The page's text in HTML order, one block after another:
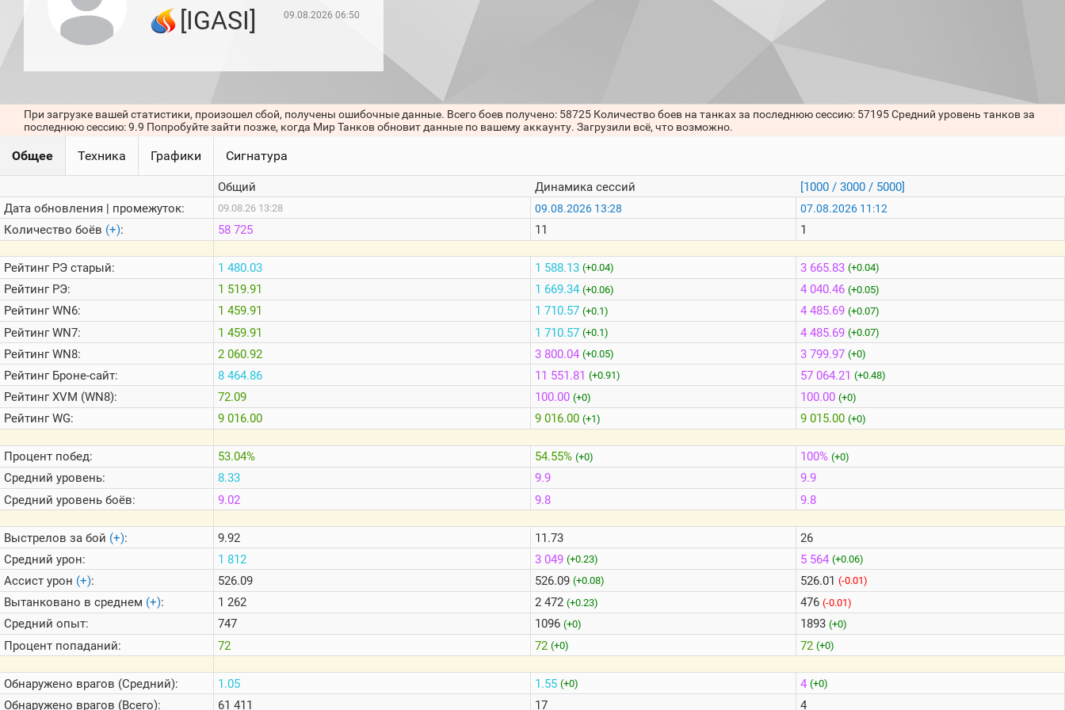
последние
сессии)
1000
стримеров
Информация
Онлайн
Цветовая
шкала
Теlegram
ВК
Портал
Мира
[IGASI]
09.08.2026 06:50
При загрузке вашей статистики, произошел сбой, получены ошибочные данные. Всего боев получено: 58725 Количество боев на танках за последнюю сессию: 57195 Средний уровень танков за
последнюю сессию: 9.9 Попробуйте зайти позже, когда Мир Танков обновит данные по вашему аккаунту. Загрузили всё, что возможно.
Общее Техника Графики Сигнатура
Дата обновления | промежуток:
Количество боёв (+):
РейтингРЭ старый:
РейтингРЭ:
РейтингWN6:
РейтингWN7:
РейтингWN8:
РейтингБроне-сайт:
РейтингXVM (WN8):
РейтингWG:
Процент побед:
Средний уровень:
Средний уровень боёв:
Выстрелов за бой (+):
Средний урон:
Ассист урон (+):
Вытанковано в среднем (+):
Средний опыт:
Процент попаданий:
Обнаружено врагов (Средний):
Обнаружено врагов (Всего):
Общий
09.08.26 13:28
58 725
1 480.03
1 519.91
1 459.91
1 459.91
2 060.92
8 464.86
72.09
9 016.00
53.04%
8.33
9.02
9.92
1 812
526.09
1 262
747
72
1.05
61 411
Динамика сессий
09.08.2026 13:28
11
1 588.13 (+0.04)
1 669.34 (+0.06)
1 710.57 (+0.1)
1 710.57 (+0.1)
3 800.04 (+0.05)
11 551.81 (+0.91)
100.00 (+0)
9 016.00 (+1)
54.55%(+0)
9.9
9.8
11.73
3 049(+0.23)
526.09(+0.08)
2 472(+0.23)
1096(+0)
72(+0)
1.55(+0)
17
[1000 / 3000 / 5000]
07.08.2026 11:12
1
3 665.83 (+0.04)
4 040.46 (+0.05)
4 485.69 (+0.07)
4 485.69 (+0.07)
3 799.97 (+0)
57 064.21 (+0.48)
100.00 (+0)
9 015.00 (+0)
100% (+0)
9.9
9.8
26
5 564 (+0.06)
526.01 (-0.01)
476 (-0.01)
1893 (+0)
72 (+0)
4 (+0)
4